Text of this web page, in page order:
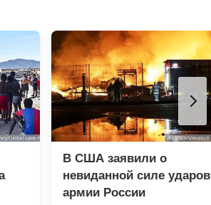
В США заявили о
невиданной силе ударов
армии России